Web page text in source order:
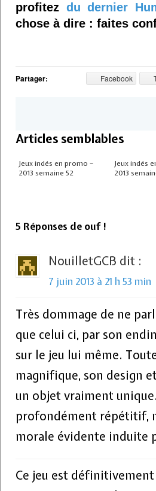
profitez du dernier
chose à dire : faites
Partager: Facebook
Articles semblables
Jeux indés en promo –
2013 semaine 52
Jeux indés
2013
5 Réponses de ouf !
NouilletGCB dit :
7 juin 2013 à 21 h 53 min
Très dommage de ne
que celui ci, par son
sur le jeu lui même.
magnifique, son design
un objet vraiment
profondément répétitif,
morale évidente induite
Ce jeu est